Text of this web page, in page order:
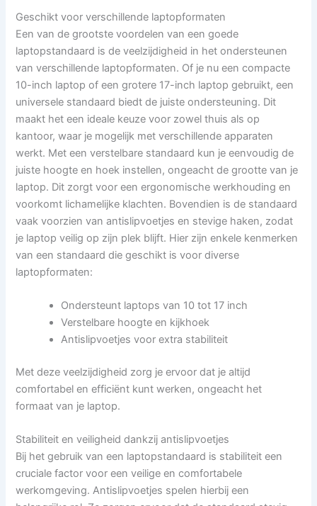
Geschikt voor verschillende laptopformaten
Een van de grootste voordelen van een goede
laptopstandaard is de veelzijdigheid in het ondersteunen
van verschillende laptopformaten. Of je nu een compacte
10-inch laptop of een grotere 17-inch laptop gebruikt, een
universele standaard biedt de juiste ondersteuning. Dit
maakt het een ideale keuze voor zowel thuis als op
kantoor, waar je mogelijk met verschillende apparaten
werkt. Met een verstelbare standaard kun je eenvoudig de
juiste hoogte en hoek instellen, ongeacht de grootte van je
laptop. Dit zorgt voor een ergonomische werkhouding en
voorkomt lichamelijke klachten. Bovendien is de standaard
vaak voorzien van antislipvoetjes en stevige haken, zodat
je laptop veilig op zijn plek blijft. Hier zijn enkele kenmerken
van een standaard die geschikt is voor diverse
laptopformaten:
Ondersteunt laptops van 10 tot 17 inch
Verstelbare hoogte en kijkhoek
Antislipvoetjes voor extra stabiliteit
Met deze veelzijdigheid zorg je ervoor dat je altijd
comfortabel en efficiënt kunt werken, ongeacht het
formaat van je laptop.
Stabiliteit en veiligheid dankzij antislipvoetjes
Bij het gebruik van een laptopstandaard is stabiliteit een
cruciale factor voor een veilige en comfortabele
werkomgeving. Antislipvoetjes spelen hierbij een